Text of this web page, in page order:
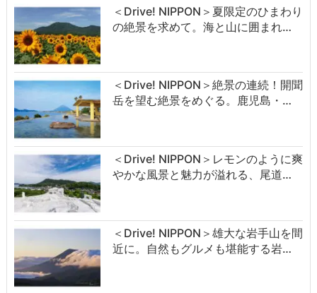
＜Drive! NIPPON＞夏限定のひまわり
の絶景を求めて。海と山に囲まれ…
＜Drive! NIPPON＞絶景の連続！開聞
岳を望む絶景をめぐる。鹿児島・…
＜Drive! NIPPON＞レモンのように爽
やかな風景と魅力が溢れる、尾道…
＜Drive! NIPPON＞雄大な岩手山を間
近に。自然もグルメも堪能する岩…